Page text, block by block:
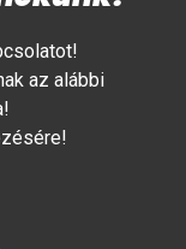
az alábbi